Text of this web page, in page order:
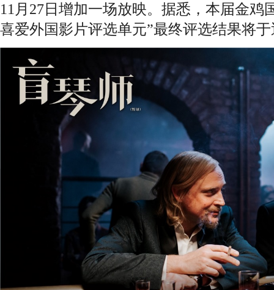
11月27日增加一场放映。据悉，本届金鸡
喜爱外国影片评选单元”最终评选结果将